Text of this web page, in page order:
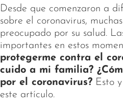
Desde que comenzaron a
sobre el coronavirus,
preocupado por su salud.
importantes en estos
protegerme contra el
cuido a mi familia?
por el coronavirus? Esto
este artículo.